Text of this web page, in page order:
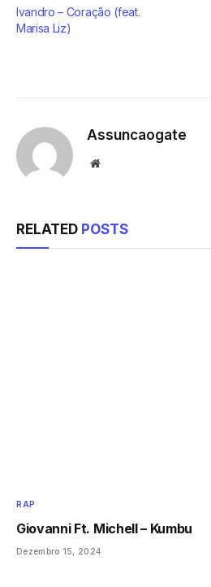
Ivandro – Coração (feat.
Marisa Liz)
Assuncaogate
Website
RELATED POSTS
RAP
Giovanni Ft. Michell – Kumbu
Dezembro 15, 2024